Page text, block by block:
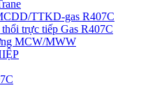
TTKD-gas R407C
trực tiếp Gas R407C
MCW/MWW